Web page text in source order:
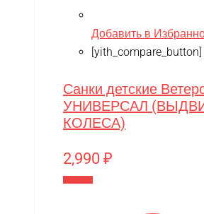
Добавить в
[yith_compare_button]
Санки детские
УНИВЕРСАЛ
КОЛЕСА)
2,990 ₽